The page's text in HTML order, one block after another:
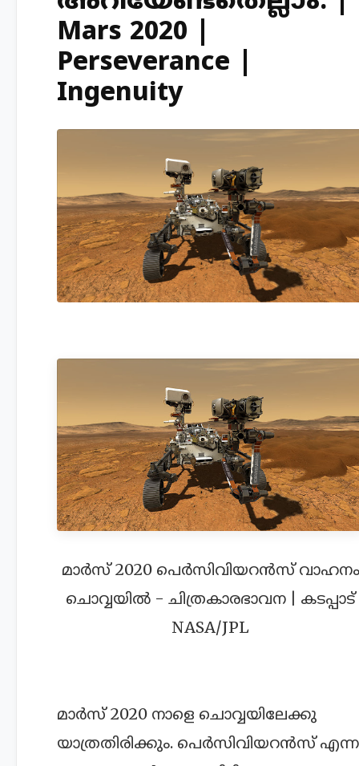
Mars 2020 |
Perseverance |
Ingenuity
മാർസ് 2020 പെർസിവിയറൻസ് വാഹനം
ചൊവ്വയിൽ - ചിത്രകാരഭാവന | കടപ്പാട്
NASA/JPL
മാർസ് 2020 നാളെ ചൊവ്വയിലേക്കു
യാത്രതിരിക്കും. പെര്‍സിവിയറൻസ് എന്ന